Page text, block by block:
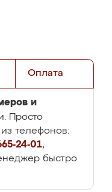
Оплата
и
Просто
телефонов:
24-01,
быстро